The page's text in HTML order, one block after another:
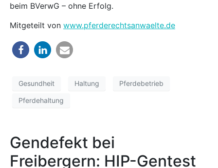
beim BVerwG – ohne Erfolg.
Mitgeteilt von www.pferderechtsanwaelte.de
Gesundheit Haltung Pferdebetrieb
Pferdehaltung
Gendefekt bei
Freibergern: HIP-Gentest